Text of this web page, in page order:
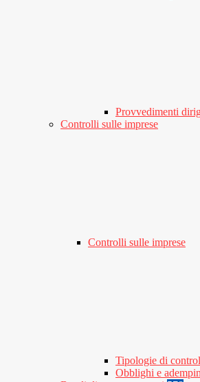
Provvedimenti
Controlli sulle imprese
Controlli sulle imprese
Tipologie di
Obblighi e